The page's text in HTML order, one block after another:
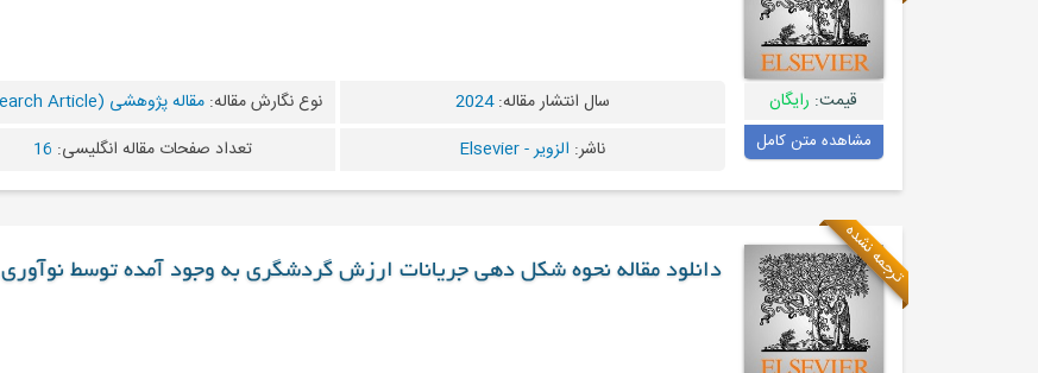
قیمت: رایگان
مشاهده متن کامل
سال انتشار مقاله:2024 نوع نگارش مقاله: مقاله پژوهشی (Research Article)
ناشر: الزویر - Elsevier تعداد صفحات مقاله انگلیسی: 16
ترجمه نشده دانلود مقاله نحوه شکل دهی جریانات ارزش گردشگری به وجود آمده توسط نوآوری